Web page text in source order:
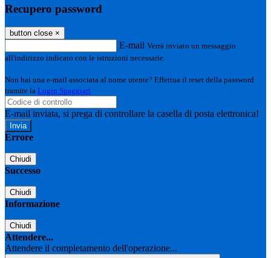
Recupero password
button close ×
E-mail Verrà inviato un messaggio
all'indirizzo indicato con le istruzioni necessarie.
Non hai una e-mail associata al nome utente? Effettua il reset della password
tramite la Login Spaggiari
E-mail inviata, si prega di controllare la casella di posta elettronica!
Errore
Chiudi
Successo
Chiudi
Informazione
Chiudi
Attendere...
Attendere il completamento dell'operazione...